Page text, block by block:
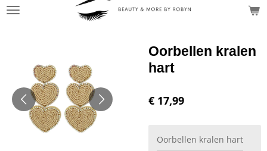
Oorbellen kralen
hart
€ 17,99
Oorbellen kralen hart